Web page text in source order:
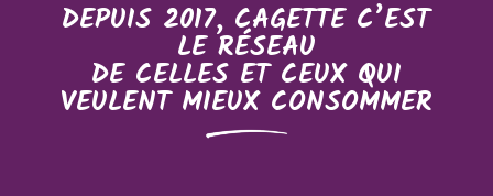
DEPUIS 2017, CAGETTE C’EST
LE RÉSEAU
DE CELLES ET CEUX QUI
VEULENT MIEUX CONSOMMER